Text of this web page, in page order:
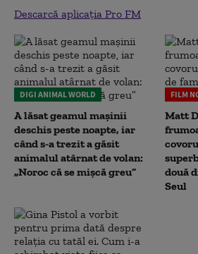
Descarcă aplicația Pro FM
DIGI ANIMAL WORLD
A lăsat geamul mașinii
deschis peste noapte, iar
când s-a trezit a găsit
animalul atârnat de volan:
„Noroc că se mișcă greu”
FILM
Matt
două
Seul